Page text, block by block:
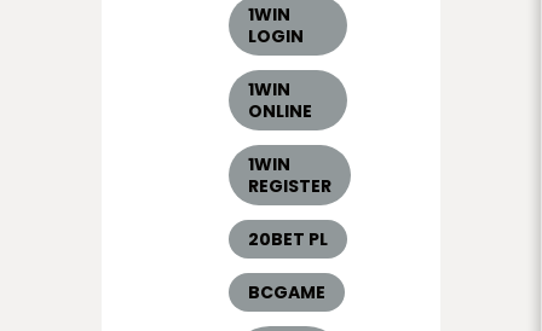
1WIN
LOGIN
1WIN
ONLINE
1WIN
REGISTER
20BET PL
BCGAME